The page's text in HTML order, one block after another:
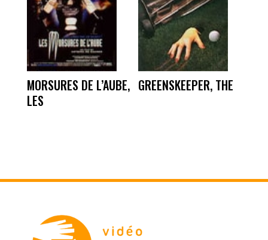
MORSURES DE L’AUBE,
LES
GREENSKEEPER, THE